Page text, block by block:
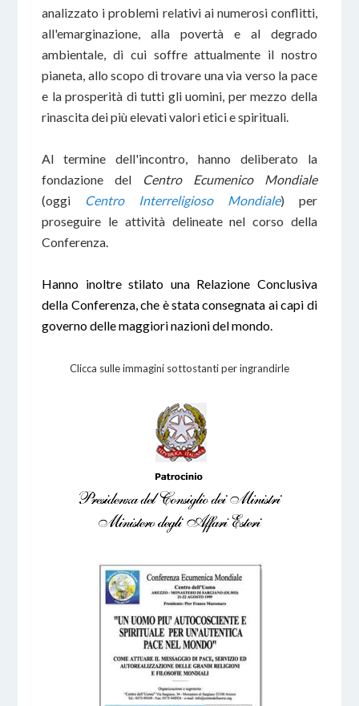
analizzato i problemi relativi ai numerosi conflitti,
all'emarginazione, alla povertà e al degrado
ambientale, di cui soffre attualmente il nostro
pianeta, allo scopo di trovare una via verso la pace
e la prosperità di tutti gli uomini, per mezzo della
rinascita dei più elevati valori etici e spirituali.
Al termine dell'incontro, hanno deliberato la
fondazione del
Centro Ecumenico Mondiale
(oggi Centro Interreligioso Mondiale) per
proseguire le attività delineate nel corso della
Conferenza.
Hanno inoltre stilato una Relazione Conclusiva
della Conferenza, che è stata consegnata ai capi di
governo delle maggiori nazioni del mondo.
Clicca sulle immagini sottostanti per ingrandirle